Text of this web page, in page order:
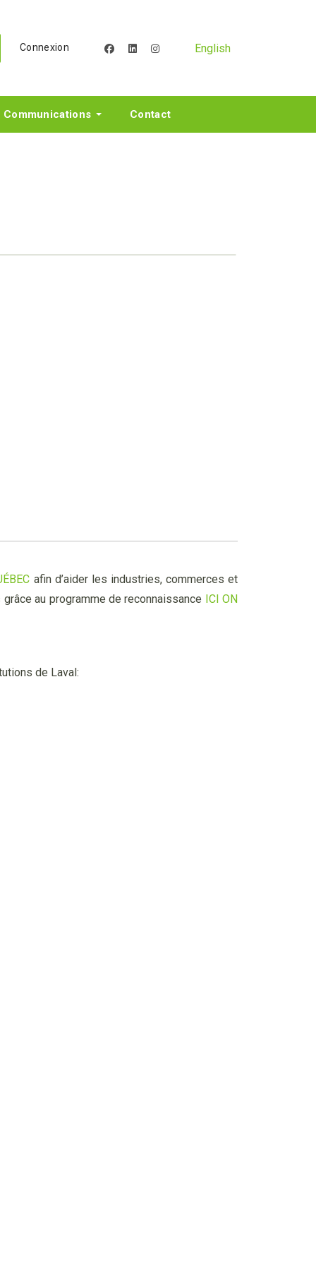
Connexion facebooklinkedininstagramEnglish
Communications Contact
afin d’aider les industries, commerces et
au programme de reconnaissance ICI ON
de Laval: